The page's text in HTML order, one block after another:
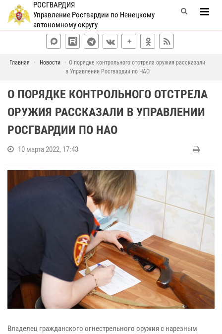
РОСГВАРДИЯ
Управление Росгвардии по Ненецкому
автономному округу
Главная Новости
О порядке контрольного отстрела оружия рассказали
в Управлении Росгвардии по НАО
О ПОРЯДКЕ КОНТРОЛЬНОГО ОТСТРЕЛА
ОРУЖИЯ РАССКАЗАЛИ В УПРАВЛЕНИИ
РОСГВАРДИИ ПО НАО
10 марта 2022, 17:43
Владелец гражданского огнестрельного оружия с нарезным